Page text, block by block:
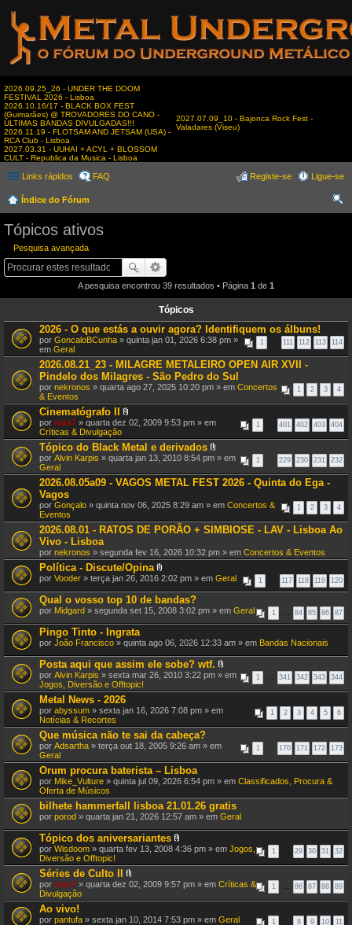
2026.09.25_26 - UNDER THE DOOM
FESTIVAL 2026 - Lisboa
2026.10.16/17 - BLACK BOX FEST
(Guimarães) @ TROVADORES DO CANO -
ÚLTIMAS BANDAS DIVULGADAS!!!
2026.11.19 - FLOTSAM AND JETSAM (USA) -
RCA Club - Lisboa
2027.03.31 - UUHAI + ACYL + BLOSSOM
CULT - Republica da Musica - Lisboa
2027.07.09_10 - Bajonca Rock Fest -
Valadares (Viseu)
Links rápidos FAQ Ligue-se
Registe-se
Índice do Fórum
Tópicos ativos
Pesquisa avançada
A pesquisa encontrou 39 resultados • Página 1 de 1
Tópicos
2026 - O que estás a ouvir agora? Identifiquem os álbuns!
1 111 112 113 114
por GoncaloBCunha » quinta jan 01, 2026 6:38 pm »
em Geral
2026.08.21_23 - MILAGRE METALEIRO OPEN AIR XVII -
Pindelo dos Milagres - São Pedro do Sul
1 2 3 4
por nekronos » quarta ago 27, 2025 10:20 pm » em Concertos
& Eventos
Cinematógrafo II
A
e
x
o
s
)
1 401 402 403 404
por raxx7 » quarta dez 02, 2009 9:53 pm » em
Críticas & Divulgação
Tópico do Black Metal e derivados
A
e
(
)
1 229 230 231 232
por Alvin Karpis » quarta jan 13, 2010 8:54 pm » em
Geral
2026.08.05a09 - VAGOS METAL FEST 2026 - Quinta do Ega -
Vagos
1 2 3 4
por Gonçalo » quinta nov 06, 2025 8:29 am » em Concertos &
Eventos
2026.08.01 - RATOS DE PORÃO + SIMBIOSE - LAV - Lisboa Ao
Vivo - Lisboa
por nekronos » segunda fev 16, 2026 10:32 pm » em Concertos & Eventos
Política - Discute/Opina
A
e
x
o
(
)
1 117 118 119 120
por Vooder » terça jan 26, 2016 2:02 pm » em Geral
Qual o vosso top 10 de bandas?
1 84 85 86 87
por Midgard » segunda set 15, 2008 3:02 pm » em Geral
Pingo Tinto - Ingrata
por João Francisco » quinta ago 06, 2026 12:33 am » em Bandas Nacionais
Posta aqui que assim ele sobe? wtf.
A
e
s
1 341 342 343 344
por Alvin Karpis » sexta mar 26, 2010 3:22 pm » em
Jogos, Diversão e Offtopic!
Metal News - 2026
1 2 3 4 5 6
por abyssum » sexta jan 16, 2026 7:08 pm » em
Notícias & Recortes
Que música não te sai da cabeça?
1 170 171 172 173
por Adsartha » terça out 18, 2005 9:26 am » em
Geral
Orum procura baterista – Lisboa
por Mike_Vulture » quinta jul 09, 2026 6:54 pm » em Classificados, Procura &
Oferta de Músicos
bilhete hammerfall lisboa 21.01.26 gratis
por porod » quarta jan 21, 2026 12:57 am » em Geral
Tópico dos aniversariantes
A
e
o
s
1 29 30 31 32
por Wisdoom » quarta fev 13, 2008 4:36 pm » em Jogos,
Diversão e Offtopic!
Séries de Culto II
A
e
o
1 86 87 88 89
por raxx7 » quarta dez 02, 2009 9:57 pm » em Críticas &
Divulgação
Ao vivo!
1 8 9 10 11
por pantufa » sexta jan 10, 2014 7:53 pm » em Geral